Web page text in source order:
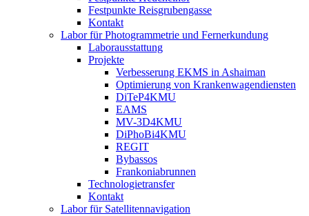
Festpunkte Reisgrubengasse
Kontakt
Labor für Photogrammetrie und Fernerkundung
Laborausstattung
Projekte
Verbesserung EKMS in Ashaiman
Optimierung von Krankenwagendiensten
DiTeP4KMU
EAMS
MV-3D4KMU
DiPhoBi4KMU
REGIT
Bybassos
Frankoniabrunnen
Technologietransfer
Kontakt
Labor für Satellitennavigation